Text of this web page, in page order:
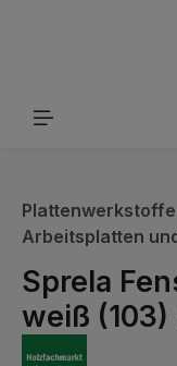
Plattenwerkstoffe
Arbeitsplatten
Sprela
weiß